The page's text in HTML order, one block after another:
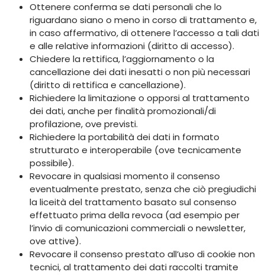
Ottenere conferma se dati personali che lo
riguardano siano o meno in corso di trattamento e,
in caso affermativo, di ottenere l’accesso a tali dati
e alle relative informazioni (diritto di accesso).
Chiedere la rettifica, l’aggiornamento o la
cancellazione dei dati inesatti o non più necessari
(diritto di rettifica e cancellazione).
Richiedere la limitazione o opporsi al trattamento
dei dati, anche per finalità promozionali/di
profilazione, ove previsti.
Richiedere la portabilità dei dati in formato
strutturato e interoperabile (ove tecnicamente
possibile).
Revocare in qualsiasi momento il consenso
eventualmente prestato, senza che ciò pregiudichi
la liceità del trattamento basato sul consenso
effettuato prima della revoca (ad esempio per
l’invio di comunicazioni commerciali o newsletter,
ove attive).
Revocare il consenso prestato all’uso di cookie non
tecnici, al trattamento dei dati raccolti tramite